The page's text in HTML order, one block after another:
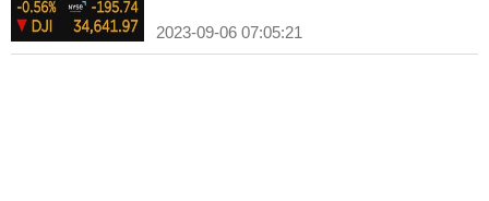
2023-09-06 07:05:21